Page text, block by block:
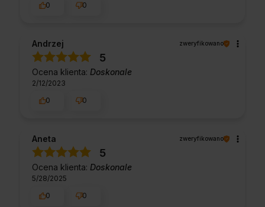
0
0
Andrzej zweryfikowano
5
Ocena klienta: Doskonale
2/12/2023
0
0
Aneta zweryfikowano
5
Ocena klienta: Doskonale
5/28/2025
0
0